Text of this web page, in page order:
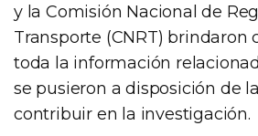
y la Comisión Nacional de
Transporte (CNRT) brindaron
toda la información
se pusieron a disposición de la
contribuir en la investigación.